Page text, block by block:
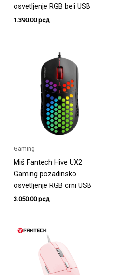
osvetljenje RGB beli USB
1.390.00рсд
Gaming
Miš Fantech Hive UX2
Gaming pozadinsko
osvetljenje RGB crni USB
3.050.00рсд